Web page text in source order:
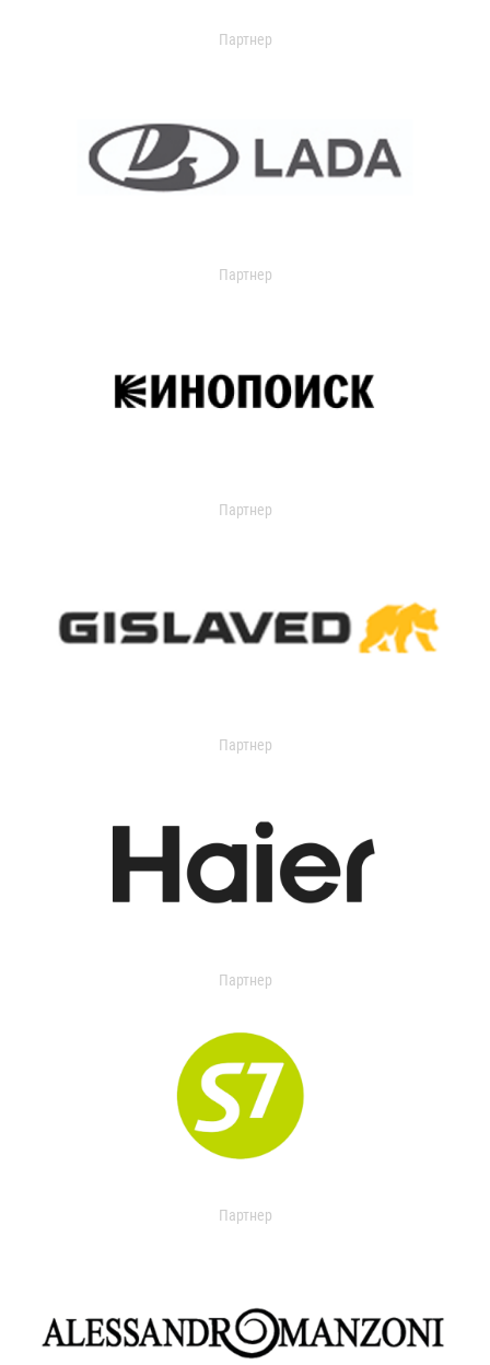
Партнер
Партнер
Партнер
Партнер
Партнер
Партнер